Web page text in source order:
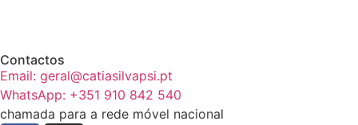
Contactos
Email: geral@catiasilvapsi.pt
WhatsApp: +351 910 842 540
chamada para a rede móvel nacional